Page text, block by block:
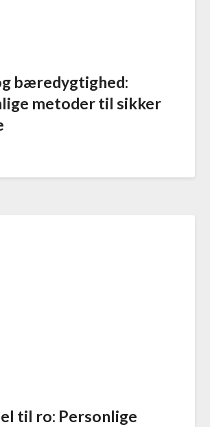
bæredygtighed:
metoder til sikker
til ro: Personlige